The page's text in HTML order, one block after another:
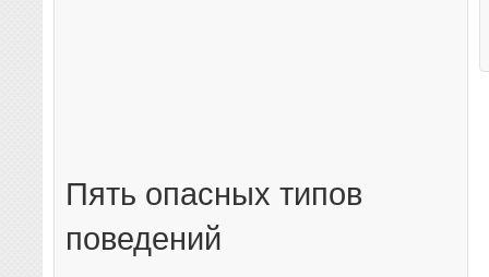
Пять опасных типов
поведений